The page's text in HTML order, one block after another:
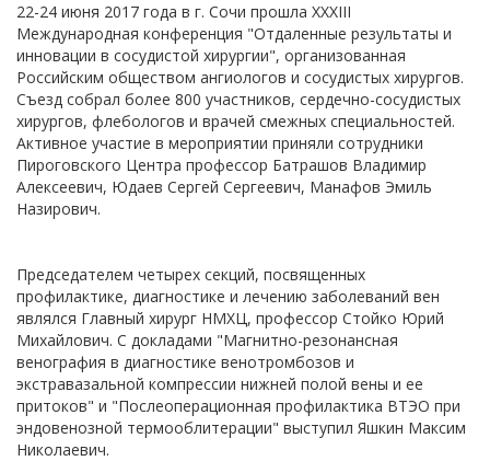
22-24 июня 2017 года в г. Сочи прошла XXXIII
Международная конференция "Отдаленные результаты и
инновации в сосудистой хирургии", организованная
Российским обществом ангиологов и сосудистых хирургов.
Съезд собрал более 800 участников, сердечно-сосудистых
хирургов, флебологов и врачей смежных специальностей.
Активное участие в мероприятии приняли сотрудники
Пироговского Центра профессор Батрашов Владимир
Алексеевич, Юдаев Сергей Сергеевич, Манафов Эмиль
Назирович.
Председателем четырех секций, посвященных
профилактике, диагностике и лечению заболеваний вен
являлся Главный хирург НМХЦ, профессор Стойко Юрий
Михайлович. С докладами "Магнитно-резонансная
венография в диагностике венотромбозов и
экстравазальной компрессии нижней полой вены и ее
притоков" и "Послеоперационная профилактика ВТЭО при
эндовенозной термооблитерации" выступил Яшкин Максим
Николаевич.